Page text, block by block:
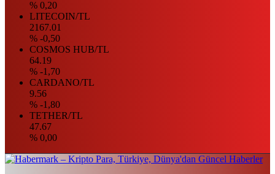
% 0,20
LITECOIN/TL
2167.01
% -0,50
COSMOS HUB/TL
64.19
% -1,70
CARDANO/TL
9.56
% -1,80
TETHER/TL
47.67
% 0,00